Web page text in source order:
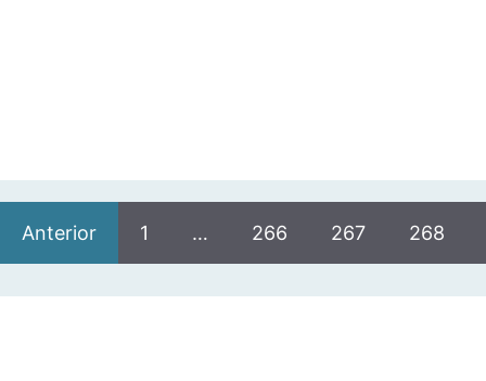
Anterior 1 … 266 267 268